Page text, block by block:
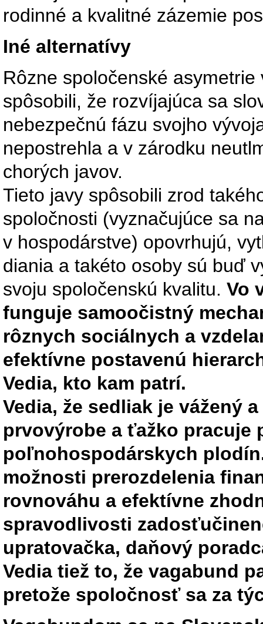
rodinné a kvalitné zázemie
Iné alternatívy
Rôzne spoločenské
spôsobili, že rozvíjajúca sa
nebezpečnú fázu svojho
nepostrehla a v zárodku
chorých javov.
Tieto javy spôsobili zrod
spoločnosti (vyznačujúce sa
v hospodárstve) opovrhujú,
diania a takéto osoby sú buď
svoju spoločenskú kvalitu. Vo
funguje samoočistný
rôznych sociálnych a
efektívne postavenú
Vedia, kto kam patrí.
Vedia, že sedliak je vážený
prvovýrobe a ťažko pracuje
poľnohospodárskych
možnosti prerozdelenia
rovnováhu a efektívne
spravodlivosti
upratovačka, daňový
Vedia tiež to, že vagabund
pretože spoločnosť sa za